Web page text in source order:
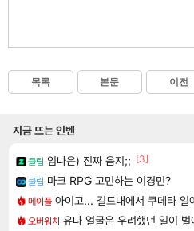
목록 본문 이전
지금 뜨는 인벤
클립 임나은) 진짜 음지;; [3]
클립 마크 RPG 고민하는 이경민?
메이플 아이고... 길드내에서 쿠데타 일
오버워치 유나 얼굴은 우려했던 일이